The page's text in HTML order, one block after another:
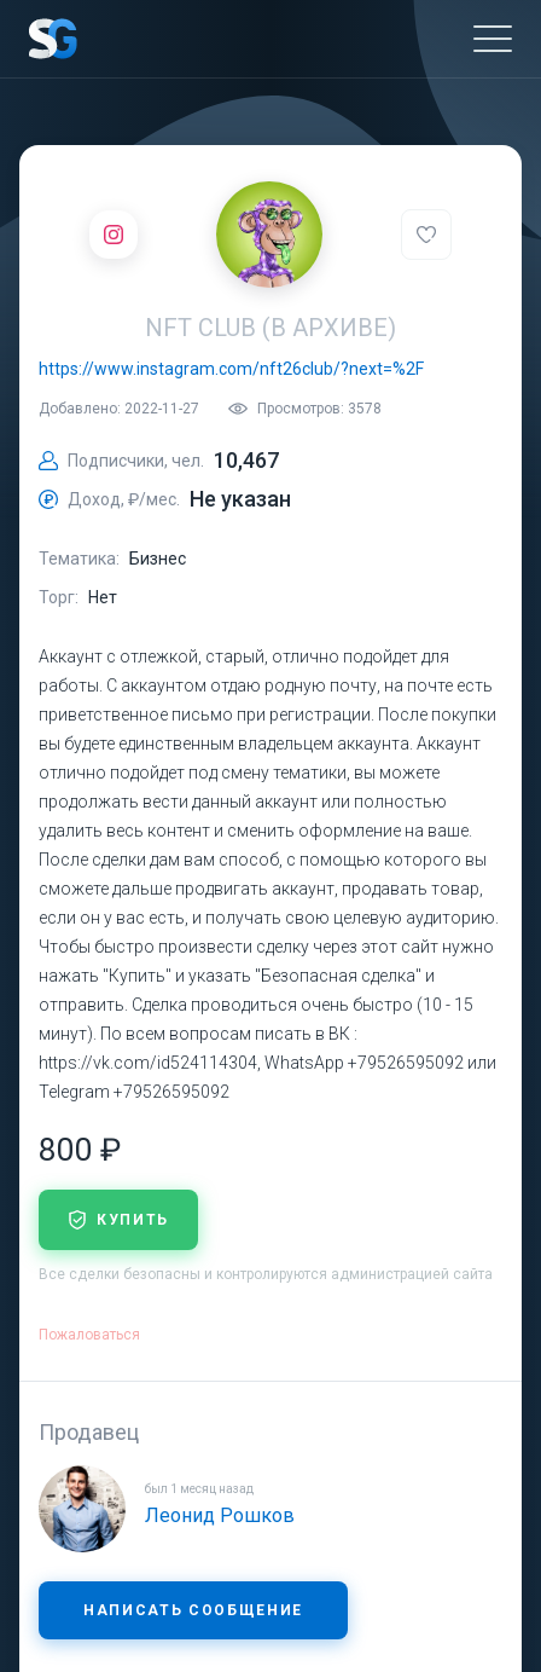
NFT CLUB (В АРХИВЕ)
https://www.instagram.com/nft26club/?next=%2F
Добавлено: 2022-11-27 Просмотров: 3578
Подписчики, чел. 10,467
Доход, ₽/мес. Не указан
Тематика:
Бизнес
Торг:
Нет
Аккаунт с отлежкой, старый, отлично подойдет для
работы. С аккаунтом отдаю родную почту, на почте есть
приветственное письмо при регистрации. После покупки
вы будете единственным владельцем аккаунта. Аккаунт
отлично подойдет под смену тематики, вы можете
продолжать вести данный аккаунт или полностью
удалить весь контент и сменить оформление на ваше.
После сделки дам вам способ, с помощью которого вы
сможете дальше продвигать аккаунт, продавать товар,
если он у вас есть, и получать свою целевую аудиторию.
Чтобы быстро произвести сделку через этот сайт нужно
нажать "Купить" и указать "Безопасная сделка" и
отправить. Сделка проводиться очень быстро (10 - 15
минут). По всем вопросам писать в ВК :
https://vk.com/id524114304, WhatsApp +79526595092 или
Telegram +79526595092
800 ₽
КУПИТЬ
Все сделки безопасны и контролируются администрацией сайта
Пожаловаться
Продавец
был 1 месяц назад
Леонид Рошков
НАПИСАТЬ СООБЩЕНИЕ